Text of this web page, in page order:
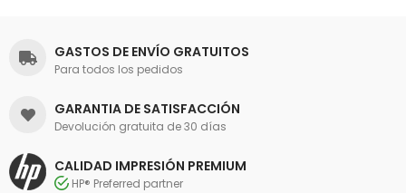
GASTOS DE ENVÍO GRATUITOS
Para todos los pedidos
GARANTIA DE SATISFACCIÓN
Devolución gratuita de 30 días
CALIDAD IMPRESIÓN PREMIUM
HP® Preferred partner